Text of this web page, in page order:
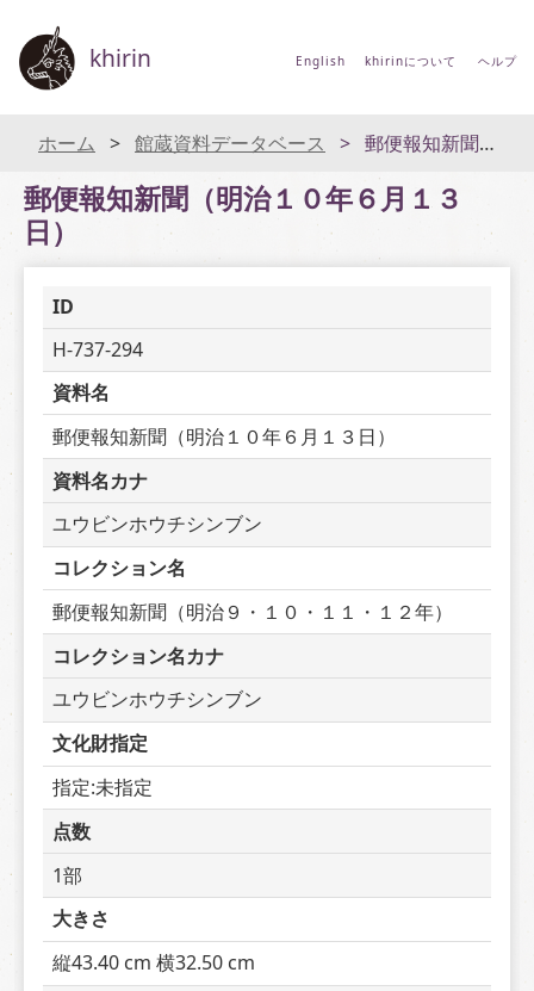
khirin English khirinについて ヘルプ
ホーム 館蔵資料データベース 郵便報知新聞（明治１０年６月１３日）
郵便報知新聞（明治１０年６月１３
日）
ID
H-737-294
資料名
郵便報知新聞（明治１０年６月１３日）
資料名カナ
ユウビンホウチシンブン
コレクション名
郵便報知新聞（明治９・１０・１１・１２年）
コレクション名カナ
ユウビンホウチシンブン
文化財指定
指定:未指定
点数
1部
大きさ
縦43.40 cm 横32.50 cm